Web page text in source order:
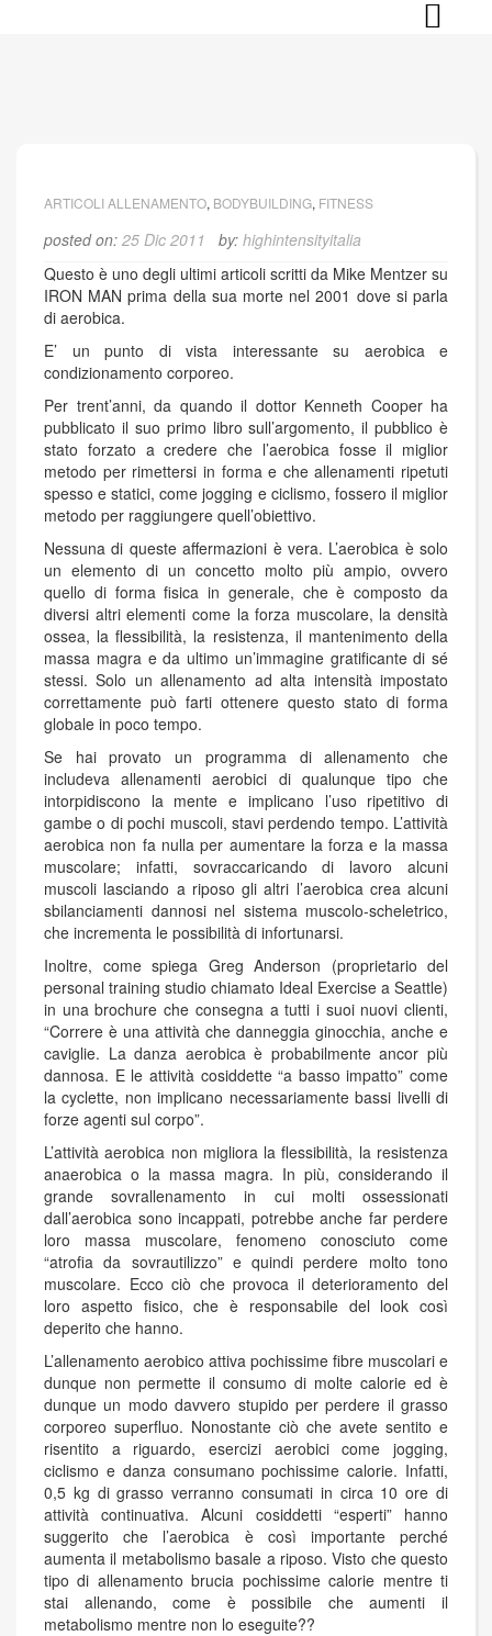
ARTICOLI ALLENAMENTO, BODYBUILDING, FITNESS
posted on: 25 Dic 2011 by: highintensityitalia
Questo è uno degli ultimi articoli scritti da Mike Mentzer su
IRON MAN prima della sua morte nel 2001 dove si parla
di aerobica.
E’ un punto di vista interessante su aerobica e
condizionamento corporeo.
Per trent’anni, da quando il dottor Kenneth Cooper ha
pubblicato il suo primo libro sull’argomento, il pubblico è
stato forzato a credere che l’aerobica fosse il miglior
metodo per rimettersi in forma e che allenamenti ripetuti
spesso e statici, come jogging e ciclismo, fossero il miglior
metodo per raggiungere quell’obiettivo.
Nessuna di queste affermazioni è vera. L’aerobica è solo
un elemento di un concetto molto più ampio, ovvero
quello di forma fisica in generale, che è composto da
diversi altri elementi come la forza muscolare, la densità
ossea, la flessibilità, la resistenza, il mantenimento della
massa magra e da ultimo un’immagine gratificante di sé
stessi. Solo un allenamento ad alta intensità impostato
correttamente può farti ottenere questo stato di forma
globale in poco tempo.
Se hai provato un programma di allenamento che
includeva allenamenti aerobici di qualunque tipo che
intorpidiscono la mente e implicano l’uso ripetitivo di
gambe o di pochi muscoli, stavi perdendo tempo. L’attività
aerobica non fa nulla per aumentare la forza e la massa
muscolare; infatti, sovraccaricando di lavoro alcuni
muscoli lasciando a riposo gli altri l’aerobica crea alcuni
sbilanciamenti dannosi nel sistema muscolo-scheletrico,
che incrementa le possibilità di infortunarsi.
Inoltre, come spiega Greg Anderson (proprietario del
personal training studio chiamato Ideal Exercise a Seattle)
in una brochure che consegna a tutti i suoi nuovi clienti,
“Correre è una attività che danneggia ginocchia, anche e
caviglie. La danza aerobica è probabilmente ancor più
dannosa. E le attività cosiddette “a basso impatto” come
la cyclette, non implicano necessariamente bassi livelli di
forze agenti sul corpo”.
L’attività aerobica non migliora la flessibilità, la resistenza
anaerobica o la massa magra. In più, considerando il
grande sovrallenamento in cui molti ossessionati
dall’aerobica sono incappati, potrebbe anche far perdere
loro massa muscolare, fenomeno conosciuto come
“atrofia da sovrautilizzo” e quindi perdere molto tono
muscolare. Ecco ciò che provoca il deterioramento del
loro aspetto fisico, che è responsabile del look così
deperito che hanno.
L’allenamento aerobico attiva pochissime fibre muscolari e
dunque non permette il consumo di molte calorie ed è
dunque un modo davvero stupido per perdere il grasso
corporeo superfluo. Nonostante ciò che avete sentito e
risentito a riguardo, esercizi aerobici come jogging,
ciclismo e danza consumano pochissime calorie. Infatti,
0,5 kg di grasso verranno consumati in circa 10 ore di
attività continuativa. Alcuni cosiddetti “esperti” hanno
suggerito che l’aerobica è così importante perché
aumenta il metabolismo basale a riposo. Visto che questo
tipo di allenamento brucia pochissime calorie mentre ti
stai allenando, come è possibile che aumenti il
metabolismo mentre non lo eseguite??